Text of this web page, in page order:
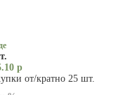
р
от/кратно 25 шт.